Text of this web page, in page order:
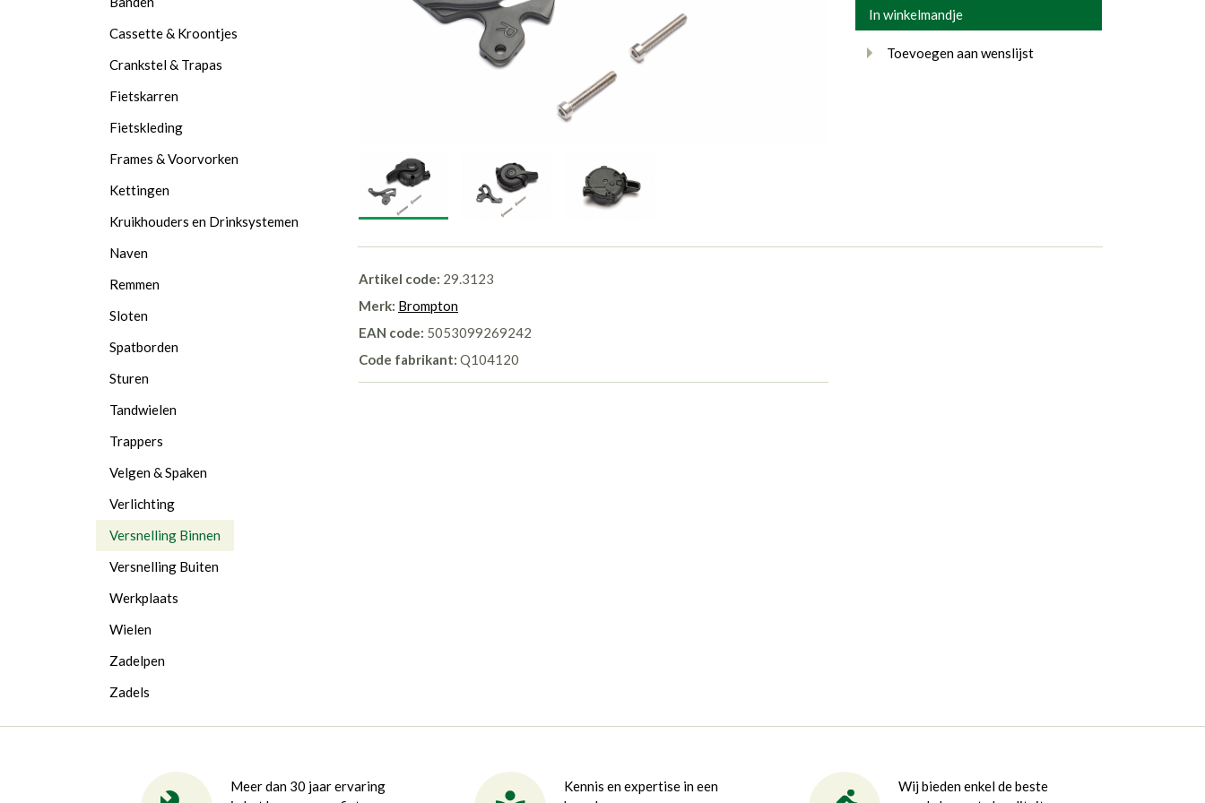
In winkelmandje
Toevoegen aan wenslijst
Artikel code: 29.3123
Merk: Brompton
EAN code: 5053099269242
Code fabrikant: Q104120
Cassette & Kroontjes
Crankstel & Trapas
Fietskarren
Fietskleding
Frames & Voorvorken
Kettingen
Kruikhouders en Drinksystemen
Naven
Remmen
Sloten
Spatborden
Sturen
Tandwielen
Trappers
Velgen & Spaken
Verlichting
Versnelling Binnen
Versnelling Buiten
Werkplaats
Wielen
Zadelpen
Zadels
Meer dan 30 jaar ervaring
Kennis en expertise in een
Wij bieden enkel de beste